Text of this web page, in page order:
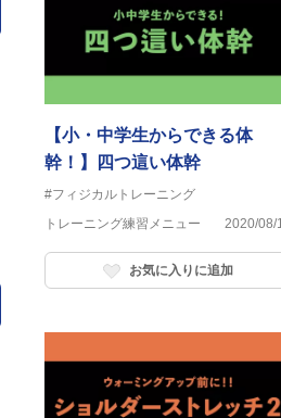
【小・中学生からできる体
幹！】四つ這い体幹
#フィジカルトレーニング
トレーニング練習メニュー
2020/08/
お気に入りに追加